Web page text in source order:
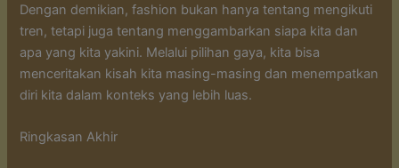
Dengan demikian, fashion bukan hanya tentang mengikuti
tren, tetapi juga tentang menggambarkan siapa kita dan
apa yang kita yakini. Melalui pilihan gaya, kita bisa
menceritakan kisah kita masing-masing dan menempatkan
diri kita dalam konteks yang lebih luas.
Ringkasan Akhir